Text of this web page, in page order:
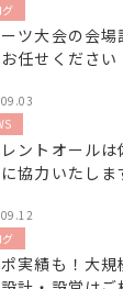
ツ大会の会
任せください
ントオール
協力いたしま
実績も！大